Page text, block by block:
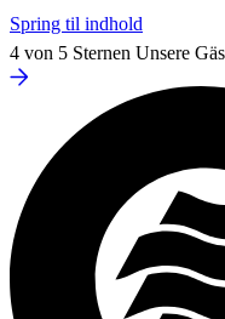
Spring til indhold
4 von 5 Sternen Unsere